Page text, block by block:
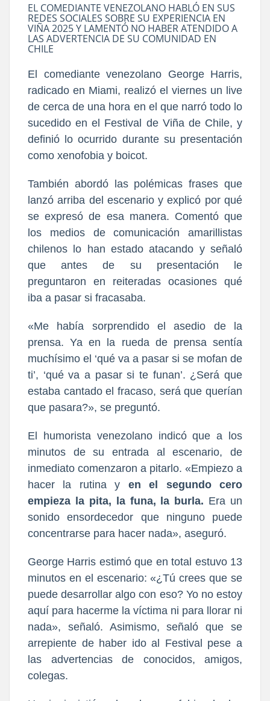
EL COMEDIANTE VENEZOLANO HABLÓ EN SUS
REDES SOCIALES SOBRE SU EXPERIENCIA EN
VIÑA 2025 Y LAMENTÓ NO HABER ATENDIDO A
LAS ADVERTENCIA DE SU COMUNIDAD EN
CHILE
El comediante venezolano George Harris,
radicado en Miami, realizó el viernes un live
de cerca de una hora en el que narró todo lo
sucedido en el Festival de Viña de Chile, y
definió lo ocurrido durante su presentación
como xenofobia y boicot.
También abordó las polémicas frases que
lanzó arriba del escenario y explicó por qué
se expresó de esa manera. Comentó que
los medios de comunicación amarillistas
chilenos lo han estado atacando y señaló
que antes de su presentación le
preguntaron en reiteradas ocasiones qué
iba a pasar si fracasaba.
«Me había sorprendido el asedio de la
prensa. Ya en la rueda de prensa sentía
muchísimo el ‘qué va a pasar si se mofan de
ti’, ‘qué va a pasar si te funan’. ¿Será que
estaba cantado el fracaso, será que querían
que pasara?», se preguntó.
El humorista venezolano indicó que a los
minutos de su entrada al escenario, de
inmediato comenzaron a pitarlo. «Empiezo a
hacer la rutina y en el segundo cero
empieza la pita, la funa, la burla. Era un
sonido ensordecedor que ninguno puede
concentrarse para hacer nada», aseguró.
George Harris estimó que en total estuvo 13
minutos en el escenario: «¿Tú crees que se
puede desarrollar algo con eso? Yo no estoy
aquí para hacerme la víctima ni para llorar ni
nada», señaló. Asimismo, señaló que se
arrepiente de haber ido al Festival pese a
las advertencias de conocidos, amigos,
colegas.